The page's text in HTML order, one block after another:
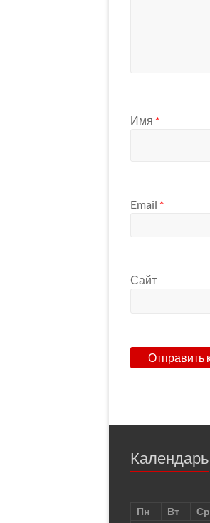
Имя *
Email *
Сайт
Календарь
Пн
Вт Ср